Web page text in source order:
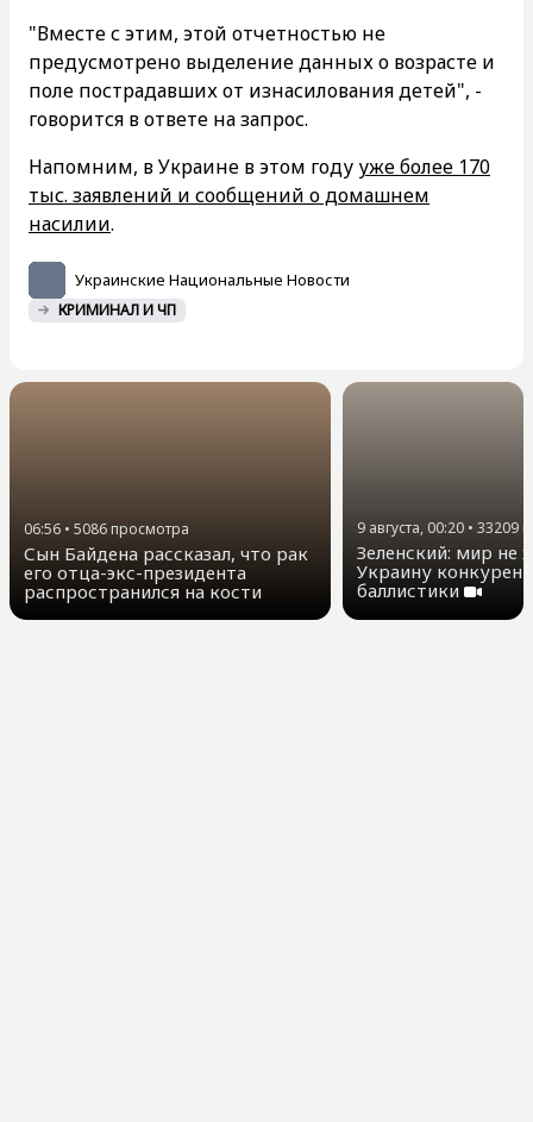
"Вместе с этим, этой отчетностью не
предусмотрено выделение данных о возрасте и
поле пострадавших от изнасилования детей", -
говорится в ответе на запрос.
Напомним, в Украине в этом году уже более 170
тыс. заявлений и сообщений о домашнем
насилии.
Украинские Национальные Новости
КРИМИНАЛ И ЧП
06:56 • 5086просмотра
Сын Байдена рассказал, что рак
его отца-экс-президента
распространился на кости
9 августа, 00:20 • 33209
Зеленский: мир не
Украину
баллистики